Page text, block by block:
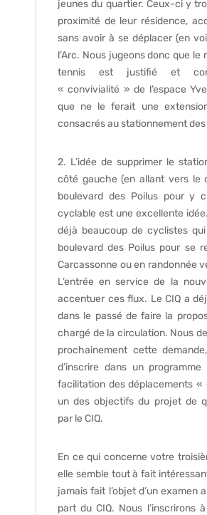
jeunes du quartier. Ceux-ci y
proximité de leur résidence,
sans avoir à se déplacer (en
l’Arc. Nous jugeons donc que le
tennis est justifié et
« convivialité » de l’espace
que ne le ferait une
consacrés au stationnement
2. L’idée de supprimer le
côté gauche (en allant vers le
boulevard des Poilus pour y
cyclable est une excellente
déjà beaucoup de cyclistes
boulevard des Poilus pour se
Carcassonne ou en randonnée
L’entrée en service de la
accentuer ces flux. Le CIQ a
dans le passé de faire la
chargé de la circulation. Nous
prochainement cette
d’inscrire dans un programme
facilitation des déplacements «
un des objectifs du projet de
par le CIQ.
En ce qui concerne votre
elle semble tout à fait
jamais fait l’objet d’un examen
part du CIQ. Nous l’inscrirons